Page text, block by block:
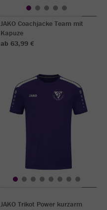
JAKO Coachjacke Team mit
Kapuze
ab 63,99 €
JAKO Trikot Power kurzarm